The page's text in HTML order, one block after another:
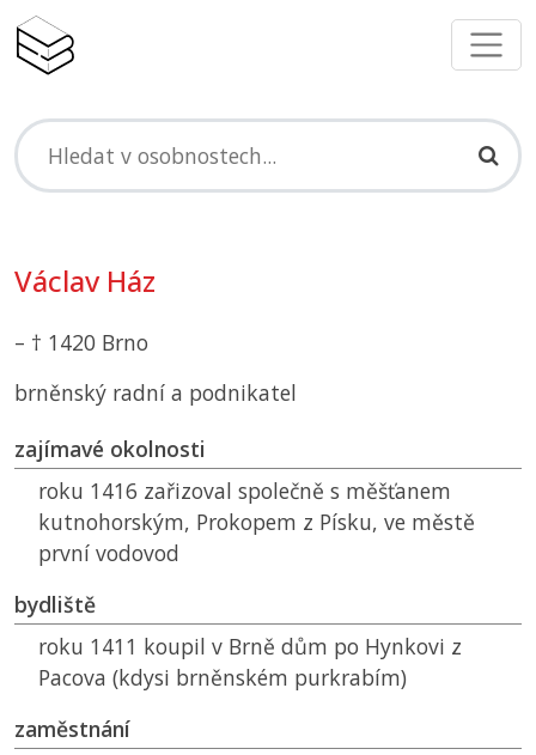
Václav Ház
– † 1420 Brno
brněnský radní a podnikatel
zajímavé okolnosti
roku 1416 zařizoval společně s měšťanem
kutnohorským, Prokopem z Písku, ve městě
první vodovod
bydliště
roku 1411 koupil v Brně dům po Hynkovi z
Pacova (kdysi brněnském purkrabím)
zaměstnání